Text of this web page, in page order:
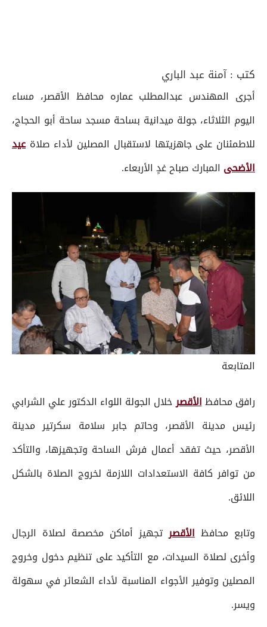
كتب : آمنة عبد الباري
أجرى المهندس عبدالمطلب عماره محافظ الأقصر، مساء
اليوم الثلاثاء، جولة ميدانية بساحة مسجد ساحة أبو الحجاج،
للاطمئنان على جاهزيتها لاستقبال المصلين لأداء صلاةعيد
الأضحى المبارك صباح غدٍ الأربعاء.
المتابعة
رافق محافظالأقصرخلال الجولة اللواء الدكتور علي الشرابي
رئيس مدينة الأقصر، وحاتم جابر سلامة سكرتير مدينة
الأقصر، حيث تفقد أعمال فرش الساحة وتجهيزها، والتأكد
من توافر كافة الاستعدادات اللازمة لخروج الصلاة بالشكل
اللائق.
وتابع محافظ الأقصرتجهيز أماكن مخصصة لصلاة الرجال
وأخرى لصلاة السيدات، مع التأكيد على تنظيم دخول وخروج
المصلين وتوفير الأجواء المناسبة لأداء الشعائر في سهولة
ويسر.